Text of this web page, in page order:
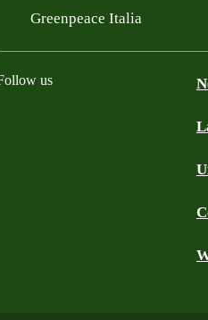
Greenpeace Italia
us